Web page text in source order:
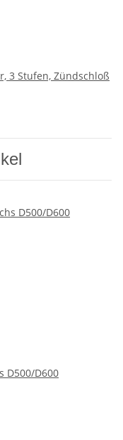
3 Stufen, Zündschloß
D500/D600